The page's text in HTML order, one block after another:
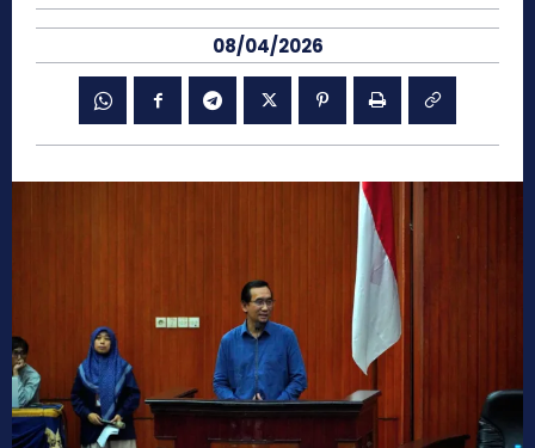
08/04/2026